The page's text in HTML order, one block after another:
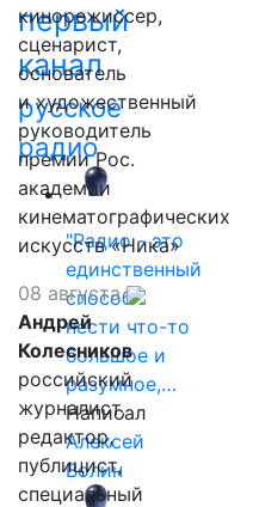
первый
канал
русское
радио
"Радио - это
единственный
способ
нести что-то
большое и
разумное,…
Написал
Алексей
Волин
кинорежиссер,
сценарист,
основатель
и художественный
руководитель
премии Рос.
академии
кинематографических
искусств «Ника»
08 августа
Андрей
Колесников
российский
журналист,
редактор,
публицист,
специальный